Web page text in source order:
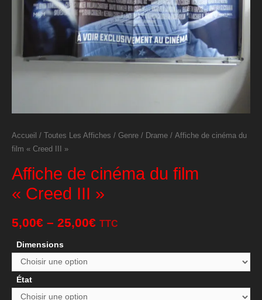
Accueil / Toutes Les Affiches / Genre / Drame / Affiche de cinéma du
film « Creed III »
Affiche de cinéma du film
« Creed III »
5,00€ – 25,00€ TTC
Dimensions
État